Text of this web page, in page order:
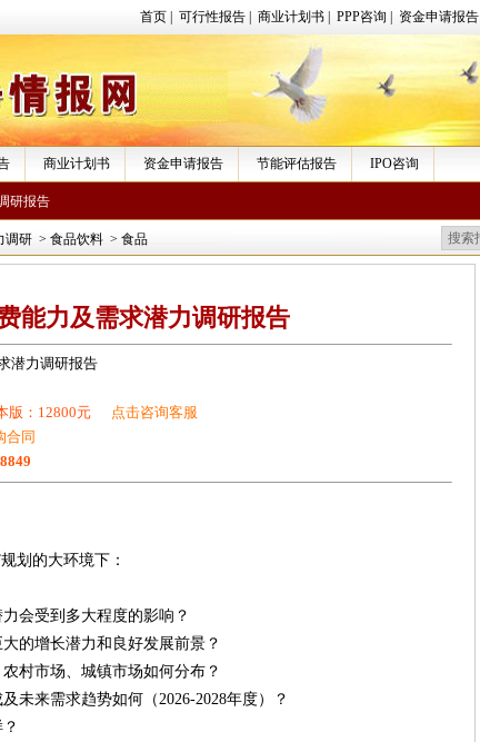
首页 可行性报告 商业计划书 PPP咨询 资金申请报告
商业计划书 资金申请报告 节能评估报告 IPO咨询
研报告
调研 > 食品饮料 > 食品
能力及需求潜力调研报告
潜力调研报告
版：12800元
点击咨询客服
合同
划的大环境下：
受到多大程度的影响？
增长潜力和良好发展前景？
市场、城镇市场如何分布？
需求趋势如何（2026-2028年度）？